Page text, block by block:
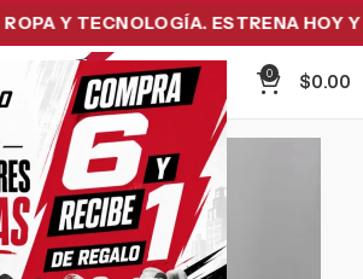
Y TECNOLOGÍA. ESTRENA HOY Y
0
$0.00